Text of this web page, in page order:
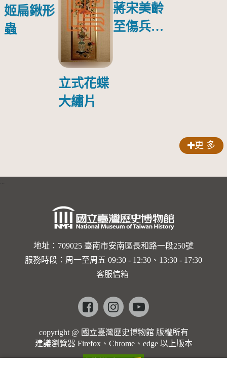
姬扁鍬形
蟲
立式花蝶
大繡片
蔣宋美齡
至傷兵醫
傷日本戰
更 多
地址：709025 臺南市安南區長和路一段250號
服務時段：周一至周五 09:30 - 12:30、13:30 - 17:30
客服信箱
Facebookinstagramyoutube
copyright @ 國立臺灣歷史博物館 版權所有
建議瀏覽器 Firefox、Chrome、edge 以上版本